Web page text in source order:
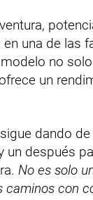
una de las
no
un
dando
un después
No es solo
caminos con